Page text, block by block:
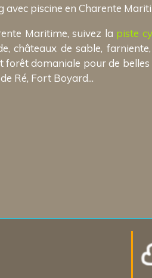
piscine en Charente
Maritime, suivez la piste
châteaux de sable,
forêt domaniale pour de
Ré, Fort Boyard...